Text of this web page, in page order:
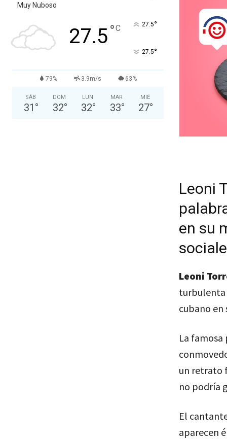
Muy Nuboso
27.5°C 27.5°
27.5°
79% 3.9m/s 63%
SÁB
31 °
DOM
32°
LUN
32°
MAR
33°
MIÉ
27°
Leoni
en su
Leoni
turbulenta
cubano en
La famosa
un retrato
no podría
El
aparecen